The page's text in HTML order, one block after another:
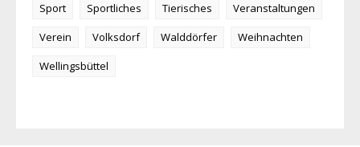
Sport
Sportliches Tierisches
Veranstaltungen
Verein
Volksdorf Walddörfer
Weihnachten
Wellingsbüttel